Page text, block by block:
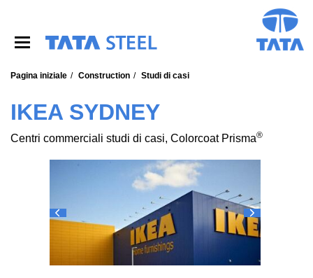
Pagina iniziale Construction Studi di casi
IKEA SYDNEY
Centri commerciali studi di casi, Colorcoat Prisma®